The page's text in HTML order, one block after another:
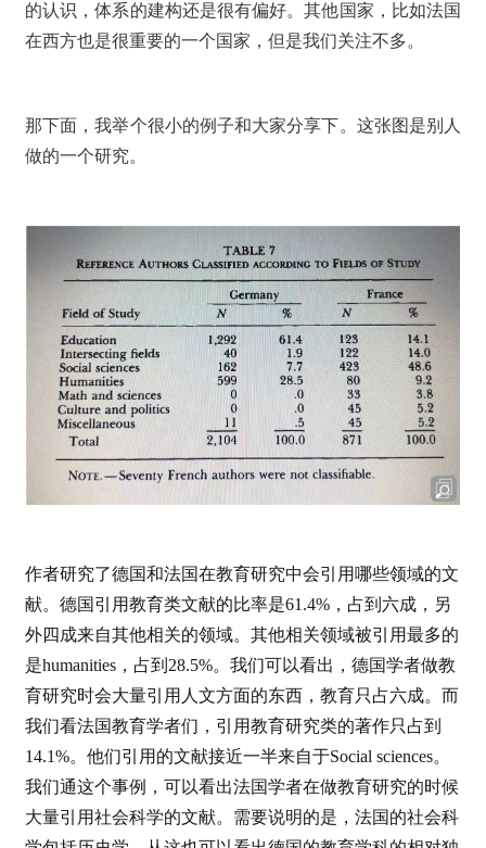
的认识，体系的建构还是很有偏好。其他国家，比如法国
在西方也是很重要的一个国家，但是我们关注不多。
那下面，我举个很小的例子和大家分享下。这张图是别人
做的一个研究。
作者研究了德国和法国在教育研究中会引用哪些领域的文
献。德国引用教育类文献的比率是61.4%，占到六成，另
外四成来自其他相关的领域。其他相关领域被引用最多的
是humanities，占到28.5%。我们可以看出，德国学者做教
育研究时会大量引用人文方面的东西，教育只占六成。而
我们看法国教育学者们，引用教育研究类的著作只占到
14.1%。他们引用的文献接近一半来自于Social sciences。
我们通这个事例，可以看出法国学者在做教育研究的时候
大量引用社会科学的文献。需要说明的是，法国的社会科